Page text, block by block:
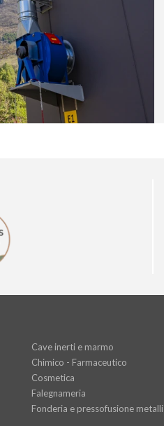
Cave inerti e marmo
Chimico - Farmaceutico
Cosmetica
Falegnameria
Fonderia e pressofusione metalli